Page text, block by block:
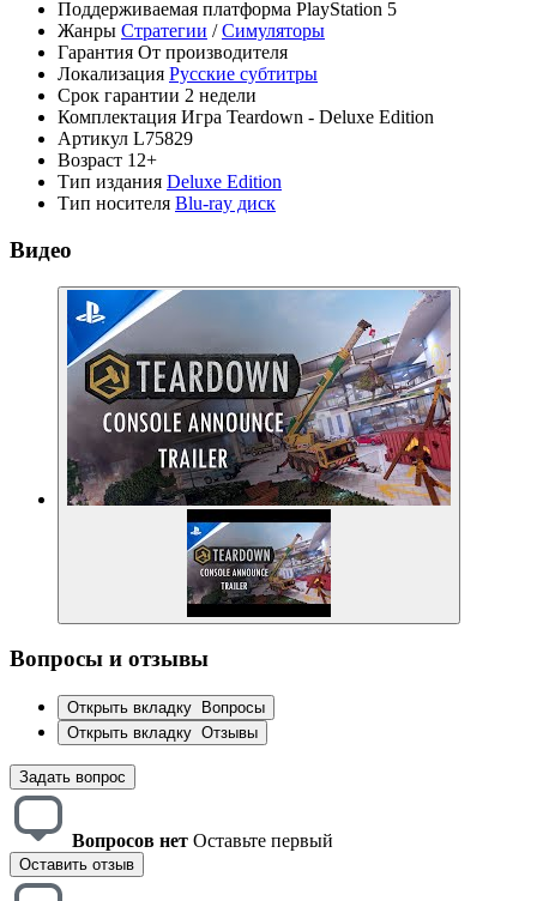
Поддерживаемая платформа PlayStation 5
Жанры Стратегии /Симуляторы
Гарантия От производителя
Локализация Русские субтитры
Срок гарантии 2 недели
Комплектация Игра Teardown - Deluxe Edition
Артикул L75829
Возраст 12+
Тип издания Deluxe Edition
Тип носителя Blu-ray диск
Видео
Вопросы и отзывы
Открыть вкладку
Вопросы
Открыть вкладку Отзывы
Задать вопрос
Вопросов нет Оставьте первый
Оставить отзыв